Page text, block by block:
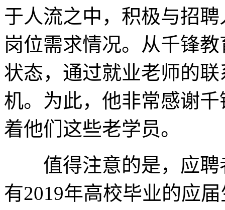
于人流之中，积极与招
岗位需求情况。从千锋
状态，通过就业老师的
机。为此，他非常感谢
着他们这些老学员。
值得注意的是，应聘
有2019年高校毕业的应